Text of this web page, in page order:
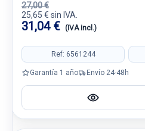
27,00 €
25,65 € sin IVA.
31,04 € (IVA incl.)
Ref: 6561244
Garantía 1 año Envío 24-48h